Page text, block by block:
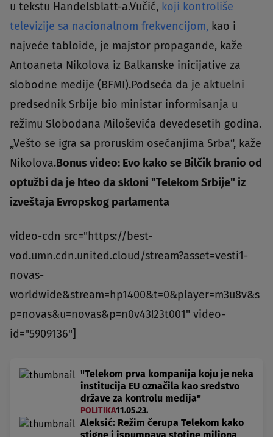
u tekstu Handelsblatt-a.Vučić, koji kontroliše
televizije sa nacionalnom frekvencijom, kao i
najveće tabloide, je majstor propagande, kaže
Antoaneta Nikolova iz Balkanske inicijative za
slobodne medije (BFMI).Podseća da je aktuelni
predsednik Srbije bio ministar informisanja u
režimu Slobodana Miloševića devedesetih godina.
„Vešto se igra sa proruskim osećanjima Srba“, kaže
Nikolova.Bonus video: Evo kako se Bilčik branio od
optužbi da je hteo da skloni "Telekom Srbije" iz
izveštaja Evropskog parlamenta
video-cdn src="https://best-
vod.umn.cdn.united.cloud/stream?asset=vesti1-
novas-
worldwide&stream=hp1400&t=0&player=m3u8v&s
p=novas&u=novas&p=n0v43!23t001" video-
id="5909136"]
"Telekom prva kompanija koju je neka
institucija EU označila kao sredstvo
države za kontrolu medija"
POLITIKA11.05.23.
Aleksić: Režim čerupa Telekom kako